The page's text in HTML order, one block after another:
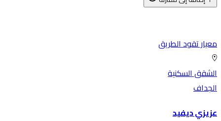
تقود الطريق
السكنية
ديفيد